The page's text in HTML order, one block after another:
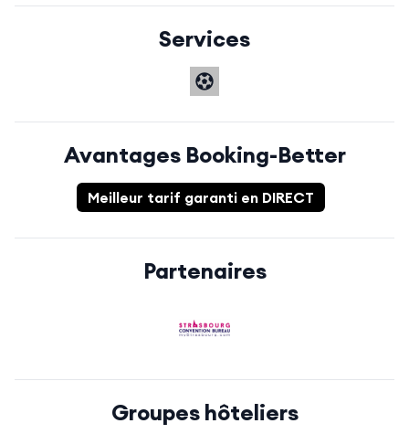
Services
Avantages Booking-Better
Meilleur tarif garanti en DIRECT
Partenaires
Groupes hôteliers